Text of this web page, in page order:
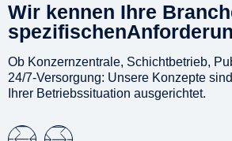
Wir kennen Ihre
Ob Konzernzentrale, Schichtbetrieb,
24/7-Versorgung: Unsere Konzepte
Ihrer Betriebssituation ausgerichtet.